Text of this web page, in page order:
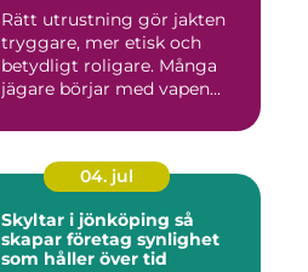
Rätt utrustning gör jakten
tryggare, mer etisk och
betydligt roligare. Många
jägare börjar med vapen...
04. jul
Skyltar i jönköping så
skapar företag synlighet
som håller över tid